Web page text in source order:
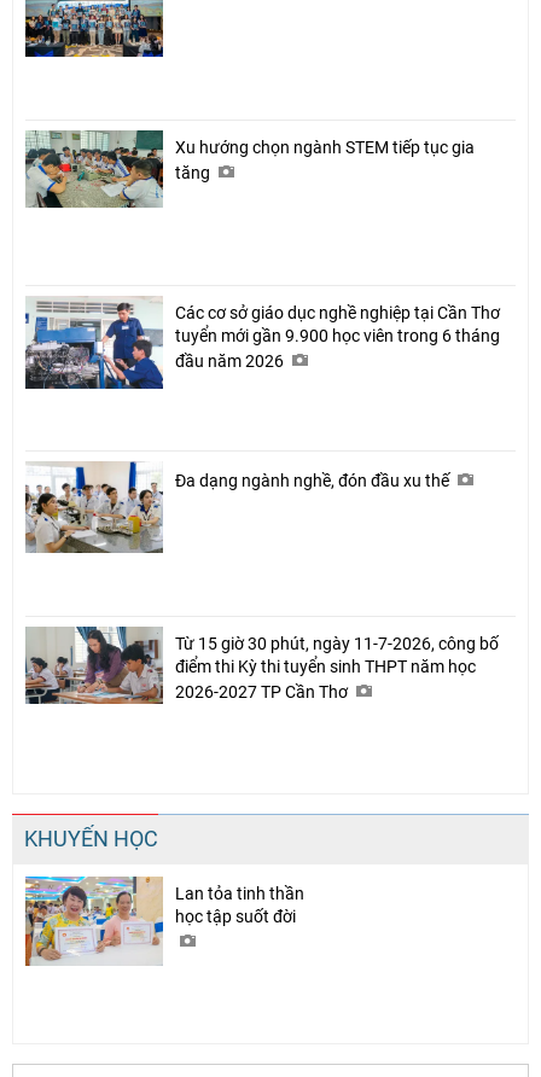
Xu hướng chọn ngành STEM tiếp tục gia
tăng
Các cơ sở giáo dục nghề nghiệp tại Cần Thơ
tuyển mới gần 9.900 học viên trong 6 tháng
đầu năm 2026
Đa dạng ngành nghề, đón đầu xu thế
Từ 15 giờ 30 phút, ngày 11-7-2026, công bố
điểm thi Kỳ thi tuyển sinh THPT năm học
2026-2027 TP Cần Thơ
KHUYẾN HỌC
Lan tỏa tinh thần
học tập suốt đời